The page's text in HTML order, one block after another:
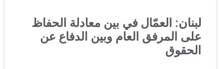
لبنان: العمّال في بين معادلة الحفاظ
على المرفق العام وبين الدفاع عن
الحقوق